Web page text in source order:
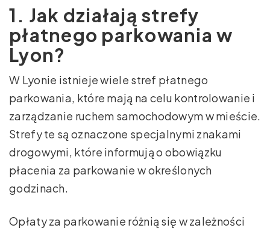
1. Jak działają strefy
płatnego parkowania w
Lyon?
W Lyonie istnieje wiele stref płatnego
parkowania, które mają na celu kontrolowanie i
zarządzanie ruchem samochodowym w mieście.
Strefy te są oznaczone specjalnymi znakami
drogowymi, które informują o obowiązku
płacenia za parkowanie w określonych
godzinach.
Opłaty za parkowanie różnią się w zależności